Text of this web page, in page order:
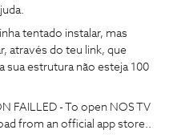
tentado instalar, mas
através do teu link, que
sua estrutura não esteja 100
FAILLED - To open NOS TV
from an official app store..